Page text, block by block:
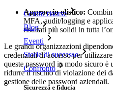
Centro risorse
Blog
Eventi
Storie di successo
Confronto
Sicurezza e fiducia
Approccio olistico:
MFA, audit/logging e
risultati più solidi in tutta
Le grandi organizzazioni
credenziali di accesso per
queste password in modo sicuro
ridurre il rischio di violazione dei
gestione delle password aziendali.